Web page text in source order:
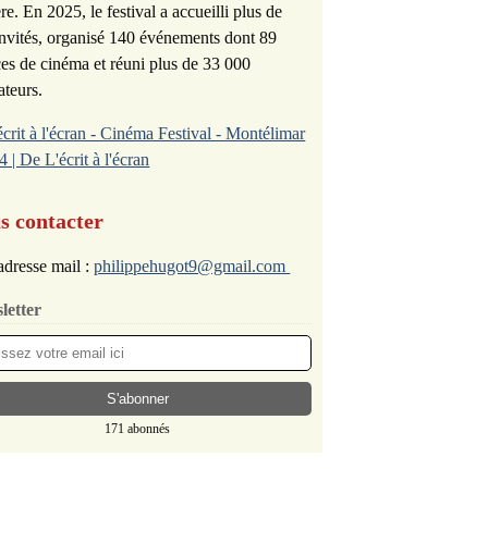
En 2025, le festival a accueilli plus de
organisé 140 événements dont 89
de cinéma et réuni plus de 33 000
à l'écran - Cinéma Festival - Montélimar
| De L'écrit à l'écran
contacter
mail :philippehugot9@gmail.com
171 abonnés